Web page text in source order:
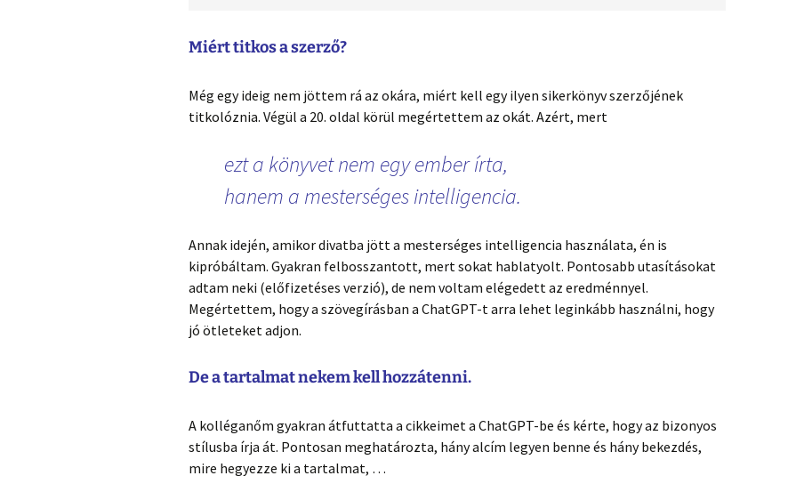
Miért titkos a szerző?
Még egy ideig nem jöttem rá az okára, miért kell egy ilyen sikerkönyv szerzőjének
titkolóznia. Végül a 20. oldal körül megértettem az okát. Azért, mert
ezt a könyvet nem egy ember írta,
hanem a mesterséges intelligencia.
Annak idején, amikor divatba jött a mesterséges intelligencia használata, én is
kipróbáltam. Gyakran felbosszantott, mert sokat hablatyolt. Pontosabb utasításokat
adtam neki (előfizetéses verzió), de nem voltam elégedett az eredménnyel.
Megértettem, hogy a szövegírásban a ChatGPT-t arra lehet leginkább használni, hogy
jó ötleteket adjon.
De a tartalmat nekem kell hozzátenni.
A kolléganőm gyakran átfuttatta a cikkeimet a ChatGPT-be és kérte, hogy az bizonyos
stílusba írja át. Pontosan meghatározta, hány alcím legyen benne és hány bekezdés,
mire hegyezze ki a tartalmat, …